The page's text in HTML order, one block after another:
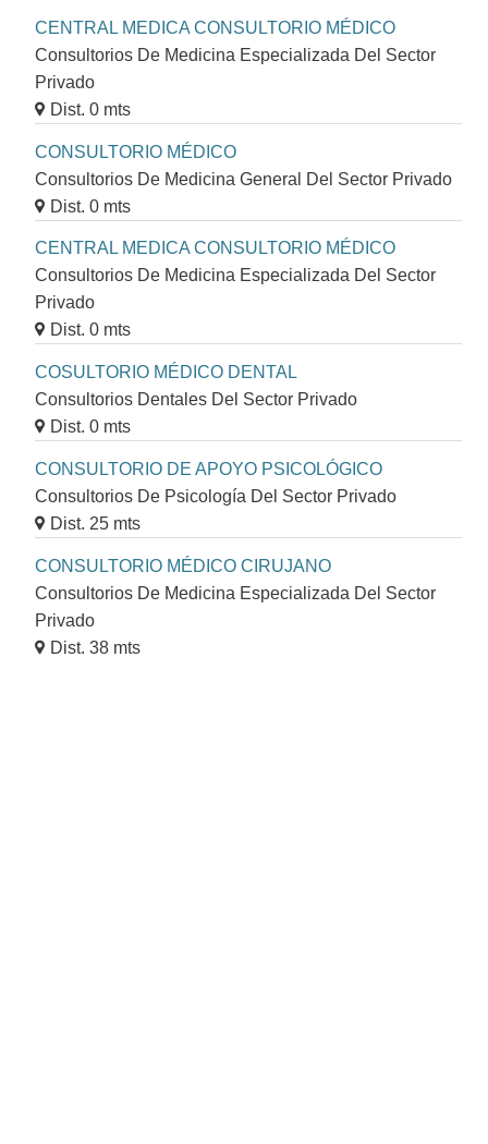
CENTRAL MEDICA CONSULTORIO MÉDICO
Consultorios De Medicina Especializada Del Sector
Privado
Dist. 0 mts
CONSULTORIO MÉDICO
Consultorios De Medicina General Del Sector Privado
Dist. 0 mts
CENTRAL MEDICA CONSULTORIO MÉDICO
Consultorios De Medicina Especializada Del Sector
Privado
Dist. 0 mts
COSULTORIO MÉDICO DENTAL
Consultorios Dentales Del Sector Privado
Dist. 0 mts
CONSULTORIO DE APOYO PSICOLÓGICO
Consultorios De Psicología Del Sector Privado
Dist. 25 mts
CONSULTORIO MÉDICO CIRUJANO
Consultorios De Medicina Especializada Del Sector
Privado
Dist. 38 mts